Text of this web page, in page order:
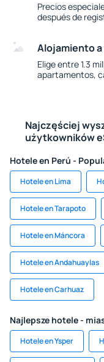
Precios
después de
Alojamiento
Elige entre 1.3
apartamentos,
Najczęściej
użytkowników
Hotele en Perú -
Hotele en Lima
Hotele en Tarapoto
Hotele en Máncora
Hotele en Andahuaylas
Hotele en Carhuaz
Najlepsze hotele -
Hotele en Ysper